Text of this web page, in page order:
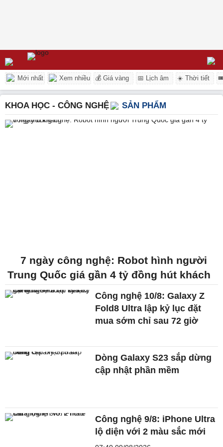
Mới nhất Xem nhiều 💰 Giá vàng 📅 Lịch âm ☀️ Thời tiết
KHOA HỌC - CÔNG NGHỆ SẢN PHẨM
7 ngày công nghệ: Robot hình người
Trung Quốc giá gần 4 tỷ đồng hút khách
Công nghệ 10/8: Galaxy Z
Fold8 Ultra lập kỷ lục đặt
mua sớm chỉ sau 72 giờ
Dòng Galaxy S23 sắp dừng
cập nhật phần mềm
Công nghệ 9/8: iPhone Ultra
lộ diện với 2 màu sắc mới